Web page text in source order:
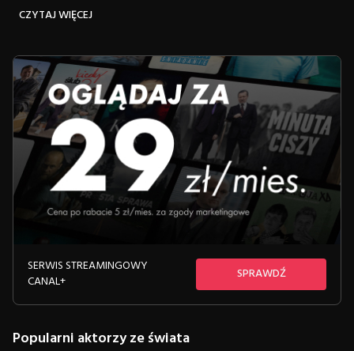
CZYTAJ WIĘCEJ
SERWIS STREAMINGOWY
CANAL+
SPRAWDŹ
Popularni aktorzy ze świata